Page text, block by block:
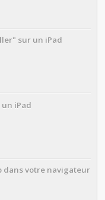
sur un iPad
iPad
dans votre navigateur